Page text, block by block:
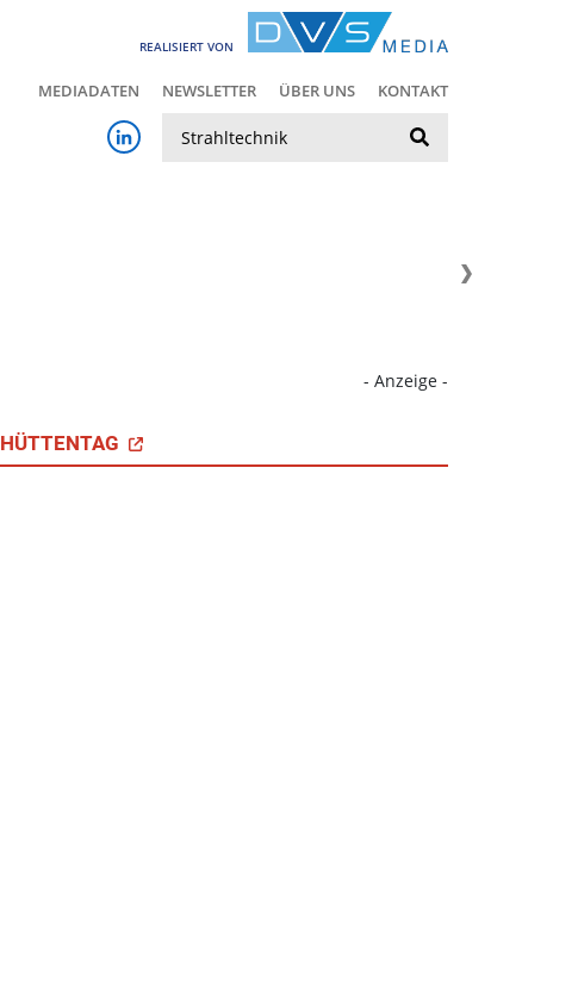
REALISIERT VON
MEDIADATEN NEWSLETTER ÜBER UNS KONTAKT
- Anzeige -
HÜTTENTAG